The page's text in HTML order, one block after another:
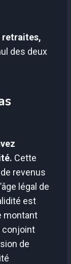
retraites,
des deux
Cette
revenus
légal de
est
montant
conjoint
de